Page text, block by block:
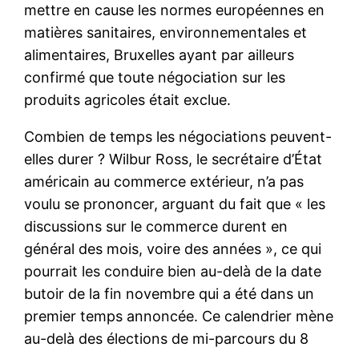
mettre en cause les normes européennes en
matières sanitaires, environnementales et
alimentaires, Bruxelles ayant par ailleurs
confirmé que toute négociation sur les
produits agricoles était exclue.
Combien de temps les négociations peuvent-
elles durer ? Wilbur Ross, le secrétaire d’État
américain au commerce extérieur, n’a pas
voulu se prononcer, arguant du fait que « les
discussions sur le commerce durent en
général des mois, voire des années », ce qui
pourrait les conduire bien au-delà de la date
butoir de la fin novembre qui a été dans un
premier temps annoncée. Ce calendrier mène
au-delà des élections de mi-parcours du 8